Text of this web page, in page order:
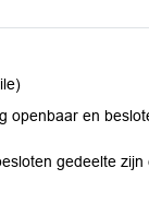
openbaar en
gedeelte